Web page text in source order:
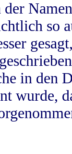
der
so
in
wurde,